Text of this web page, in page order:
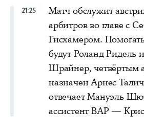
21:25
Матч обслужит
арбитров во главе с
Гисхамером.
будут Роланд Ридель
Шрайнер, четвёртым
назначен Арнес
отвечает Мануэль
ассистент ВАР —